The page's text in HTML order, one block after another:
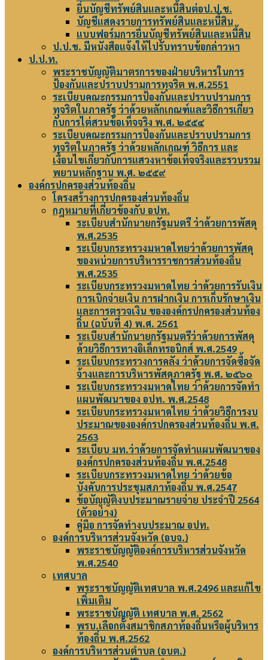
ยื่นบัญชีทรัพย์สินและหนี้สินต่อป.ป.ช.
บัญชีแสดงรายการทรัพย์สินและหนี้สิน
แบบฟอร์มการยื่นบัญชีทรัพย์สินและหนี้สิน
ป.ป.ช. มีหนังสือแจ้งให้ไปรับทราบข้อกล่าวหา
ป.ป.ท.
พระราชบัญญัติมาตรการของฝ่ายบริหารในการ
ป้องกันและปราบปรามการทุจริต พ.ศ.2551
ระเบียบคณะกรรมการป้องกันและปราบปรามการ
ทุจริตในภาครัฐ ว่าด้วยหลักเกณฑ์และวิธีการเกี่ยว
กับการไต่สวนข้อเท็จจริง พ.ศ. ๒๕๕๔
ระเบียบคณะกรรมการป้องกันและปราบปรามการ
ทุจริตในภาครัฐ ว่าด้วยหลักเกณฑ์ วิธีการ และ
เงื่อนไขเกี่ยวกับการแสวงหาข้อเท็จจริงและรวบรวม
พยานหลักฐาน พ.ศ. ๒๕๕๙
องค์กรปกครองส่วนท้องถิ่น
โครงสร้างการปกครองส่วนท้องถิ่น
กฎหมายที่เกี่ยวข้องกับ อปท.
ระเบียบสำนักนายกรัฐมนตรี ว่าด้วยการพัสดุ
พ.ศ.2535
ระเบียบกระทรวงมหาดไทยว่าด้วยการพัสดุ
ของหน่วยการบริหารราชการส่วนท้องถิ่น
พ.ศ.2535
ระเบียบกระทรวงมหาดไทย ว่าด้วยการรับเงิน
การเบิกจ่ายเงิน การฝากเงิน การเก็บรักษาเงิน
และการตรวจเงิน ขององค์กรปกครองส่วนท้อง
ถิ่น (ฉบับที่ 4) พ.ศ. 2561
ระเบียบสำนักนายกรัฐมนตรีว่าด้วยการพัสดุ
ด้วยวิธีการทางอิเล็กทรอนิกส์ พ.ศ.2549
ระเบียบกระทรวงการคลัง ว่าด้วยการจัดซื้อจัด
จ้างและการบริหารพัสดุภาครัฐ พ.ศ. ๒๕๖๐
ระเบียบกระทรวงมหาดไทย ว่าด้วยการจัดทำ
แผนพัฒนาของ อปท. พ.ศ.2548
ระเบียบกระทรวงมหาดไทย ว่าด้วยวิธีการงบ
ประมาณขององค์กรปกครองส่วนท้องถิ่น พ.ศ.
2563
ระเบียบ มท.ว่าด้วยการจัดทำแผนพัฒนาของ
องค์กรปกครองส่วนท้องถิ่น พ.ศ.2548
ระเบียบกระทรวงมหาดไทย ว่าด้วยข้อ
บังคับการประชุมสภาท้องถิ่น พ.ศ.2547
ข้อบัญญัติงบประมาณรายจ่าย ประจำปี 2564
(ตัวอย่าง)
คู่มือ การจัดทำงบประมาณ อปท.
องค์การบริหารส่วนจังหวัด (อบจ.)
พระราชบัญญัติองค์การบริหารส่วนจังหวัด
พ.ศ.2540
เทศบาล
พระราชบัญญัติเทศบาล พ.ศ.2496 และแก้ไข
เพิ่มเติม
พระราชบัญญัติ เทศบาล พ.ศ. 2562
พรบ.เลือกตั้งสมาชิกสภาท้องถิ่นหรือผู้บริหาร
ท้องถิ่น พ.ศ.2562
องค์การบริหารส่วนตำบล (อบต.)